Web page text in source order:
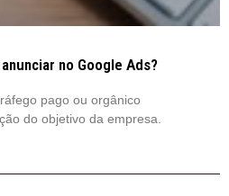
no Google Ads?
pago ou orgânico
do objetivo da empresa.